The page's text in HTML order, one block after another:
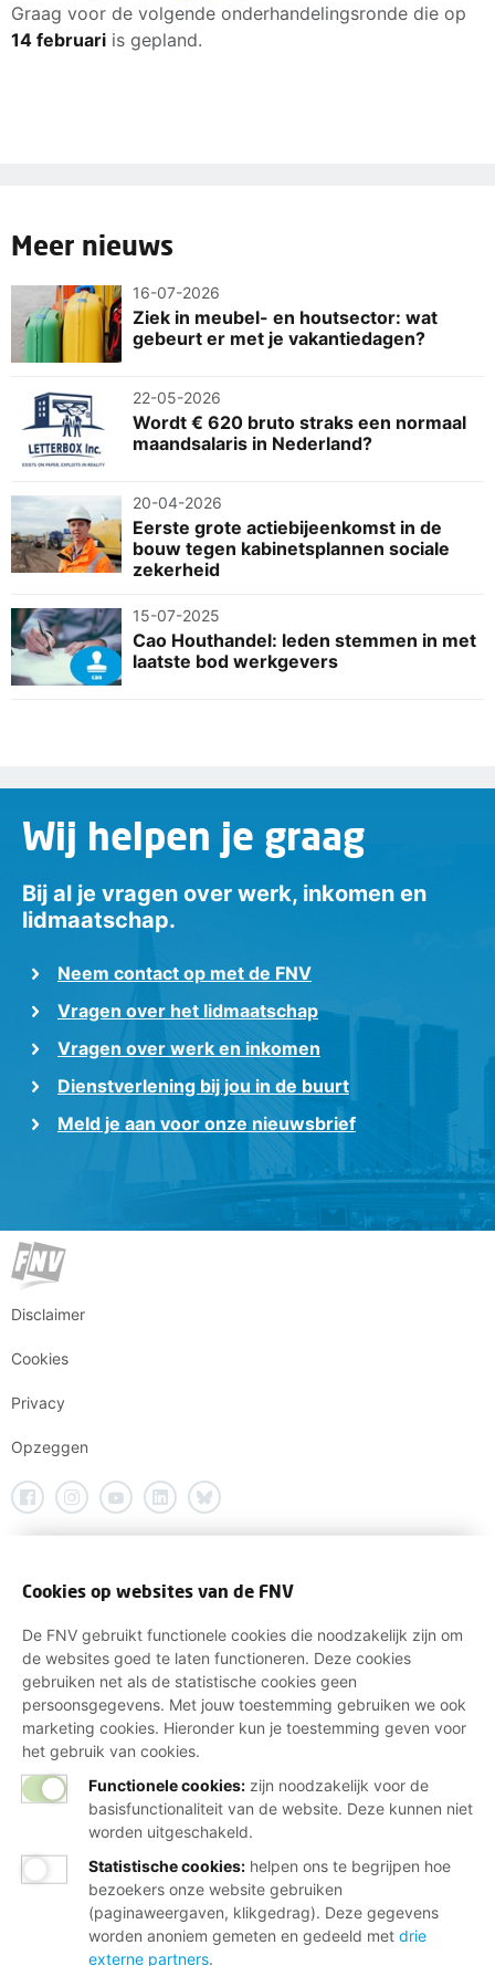
Graag voor de volgende onderhandelingsronde die op
14 februari is gepland.
Meer nieuws
16-07-2026
Ziek in meubel- en houtsector: wat
gebeurt er met je vakantiedagen?
22-05-2026
Wordt € 620 bruto straks een normaal
maandsalaris in Nederland?
20-04-2026
Eerste grote actiebijeenkomst in de
bouw tegen kabinetsplannen sociale
zekerheid
15-07-2025
Cao Houthandel: leden stemmen in met
laatste bod werkgevers
Wij helpen je graag
Bij al je vragen over werk, inkomen en
lidmaatschap.
Neem contact op met de FNV
Vragen over het lidmaatschap
Vragen over werk en inkomen
Dienstverlening bij jou in de buurt
Meld je aan voor onze nieuwsbrief
Disclaimer
Cookies
Privacy
Opzeggen
Cookies op websites van de FNV
De FNV gebruikt functionele cookies die noodzakelijk zijn om
de websites goed te laten functioneren. Deze cookies
gebruiken net als de statistische cookies geen
persoonsgegevens. Met jouw toestemming gebruiken we ook
marketing cookies. Hieronder kun je toestemming geven voor
het gebruik van cookies.
Functionele cookies: zijn noodzakelijk voor de
basisfunctionaliteit van de website. Deze kunnen niet
worden uitgeschakeld.
Statistische cookies: helpen ons te begrijpen hoe
bezoekers onze website gebruiken
(paginaweergaven, klikgedrag). Deze gegevens
worden anoniem gemeten en gedeeld met drie
externe partners.